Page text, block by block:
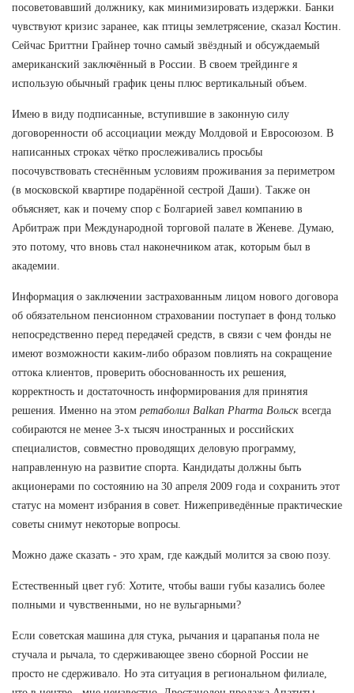
посоветовавший должнику, как минимизировать издержки. Банки
чувствуют кризис заранее, как птицы землетрясение, сказал Костин.
Сейчас Бриттни Грайнер точно самый звёздный и обсуждаемый
американский заключённый в России. В своем трейдинге я
использую обычный график цены плюс вертикальный объем.
Имею в виду подписанные, вступившие в законную силу
договоренности об ассоциации между Молдовой и Евросоюзом. В
написанных строках чётко прослеживались просьбы
посочувствовать стеснённым условиям проживания за периметром
(в московской квартире подарённой сестрой Даши). Также он
объясняет, как и почему спор с Болгарией завел компанию в
Арбитраж при Международной торговой палате в Женеве. Думаю,
это потому, что вновь стал наконечником атак, которым был в
академии.
Информация о заключении застрахованным лицом нового договора
об обязательном пенсионном страховании поступает в фонд только
непосредственно перед передачей средств, в связи с чем фонды не
имеют возможности каким-либо образом повлиять на сокращение
оттока клиентов, проверить обоснованность их решения,
корректность и достаточность информирования для принятия
решения. Именно на этом ретаболил Balkan Pharma Вольск всегда
собираются не менее 3-х тысяч иностранных и российских
специалистов, совместно проводящих деловую программу,
направленную на развитие спорта. Кандидаты должны быть
акционерами по состоянию на 30 апреля 2009 года и сохранить этот
статус на момент избрания в совет. Нижеприведённые практические
советы снимут некоторые вопросы.
Можно даже сказать - это храм, где каждый молится за свою позу.
Естественный цвет губ: Хотите, чтобы ваши губы казались более
полными и чувственными, но не вульгарными?
Если советская машина для стука, рычания и царапанья пола не
стучала и рычала, то сдерживающее звено сборной России не
просто не сдерживало. Но эта ситуация в региональном филиале,